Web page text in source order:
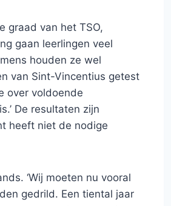
graad van het TSO,
gaan leerlingen veel
houden ze wel
van Sint-Vincentius getest
over voldoende
De resultaten zijn
heeft niet de nodige
‘Wij moeten nu vooral
gedrild. Een tiental jaar